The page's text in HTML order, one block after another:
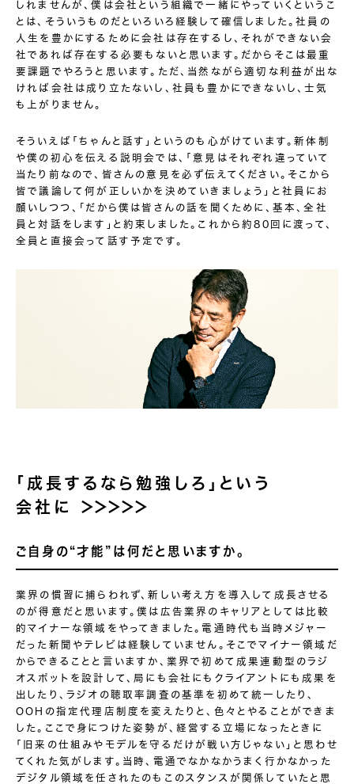
しれませんが、僕は会社という組織で一緒にやっていくというこ
とは、そういうものだといろいろ経験して確信しました。社員の
人生を豊かにするために会社は存在するし、それができない会
社であれば存在する必要もないと思います。だからそこは最重
要課題でやろうと思います。ただ、当然ながら適切な利益が出な
ければ会社は成り立たないし、社員も豊かにできないし、士気
も上がりません。
そういえば「ちゃんと話す」というのも心がけています。新体制
や僕の初心を伝える説明会では、「意見はそれぞれ違っていて
当たり前なので、皆さんの意見を必ず伝えてください。そこから
皆で議論して何が正しいかを決めていきましょう」と社員にお
願いしつつ、｢だから僕は皆さんの話を聞くために、基本、全社
員と対話をします｣と約束しました。これから約80回に渡って、
全員と直接会って話す予定です。
「成長するなら勉強しろ」という
会社に
＞＞＞＞＞
ご自身の“才能”は何だと思いますか。
業界の慣習に捕らわれず、新しい考え方を導入して成長させる
のが得意だと思います。僕は広告業界のキャリアとしては比較
的マイナーな領域をやってきました。電通時代も当時メジャー
だった新聞やテレビは経験していません。そこでマイナー領域だ
からできることと言いますか、業界で初めて成果連動型のラジ
オスポットを設計して、局にも会社にもクライアントにも成果を
出したり、ラジオの聴取率調査の基準を初めて統一したり、
OOHの指定代理店制度を変えたりと、色々とやることができま
した。ここで身につけた姿勢が、経営する立場になったときに
「旧来の仕組みやモデルを守るだけが戦い方じゃない」と思わせ
てくれた気がします。当時、電通でなかなかうまく行かなかった
デジタル領域を任されたのもこのスタンスが関係していたと思